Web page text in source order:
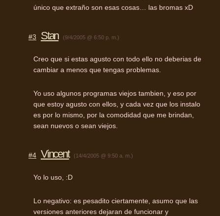
único que extraño son esas cosas… las bromas xD
#3 Stan (9/4/2005 @ 6:50 p. m.)
Creo que si estas agusto con todo ello no deberias de
cambiar a menos que tengas problemas.
Yo uso algunos programas viejos tambien, y eso por
que estoy agusto con ellos, y cada vez que los instalo
es por lo mismo, por la comodidad que me brindan,
sean nuevos o sean viejos.
#4 Vincent (14/4/2005 @ 9:50 a. m.)
Yo lo uso, :D
Lo negativo: es pesadito ciertamente, asumo que las
versiones anteriores dejaran de funcionar y